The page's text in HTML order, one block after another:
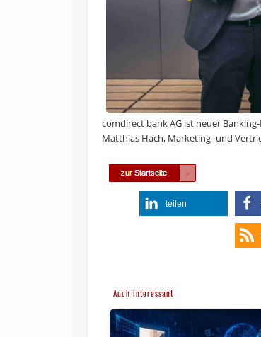
comdirect bank AG ist neuer
Matthias Hach, Marketing- und
teilen
Auch interessant